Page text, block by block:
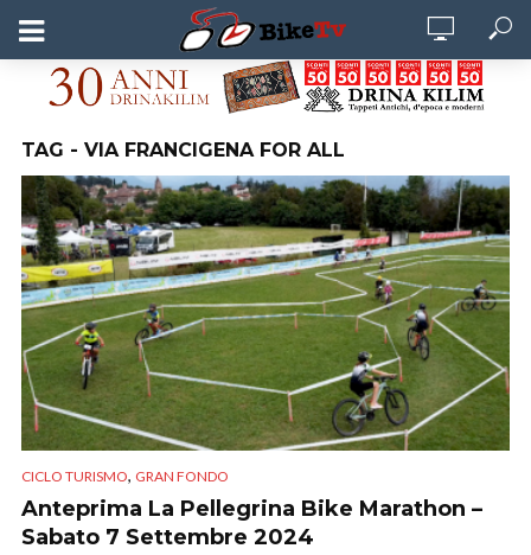
TAG - VIA FRANCIGENA FOR ALL
CICLO TURISMO, GRAN FONDO
Anteprima La Pellegrina Bike Marathon –
Sabato 7 Settembre 2024